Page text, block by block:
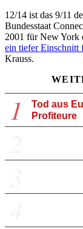
12/14 ist das 9/11
Bundesstaat
2001 für New York
ein tiefer Einschnitt
Krauss.
1
Tod aus
Profiteure